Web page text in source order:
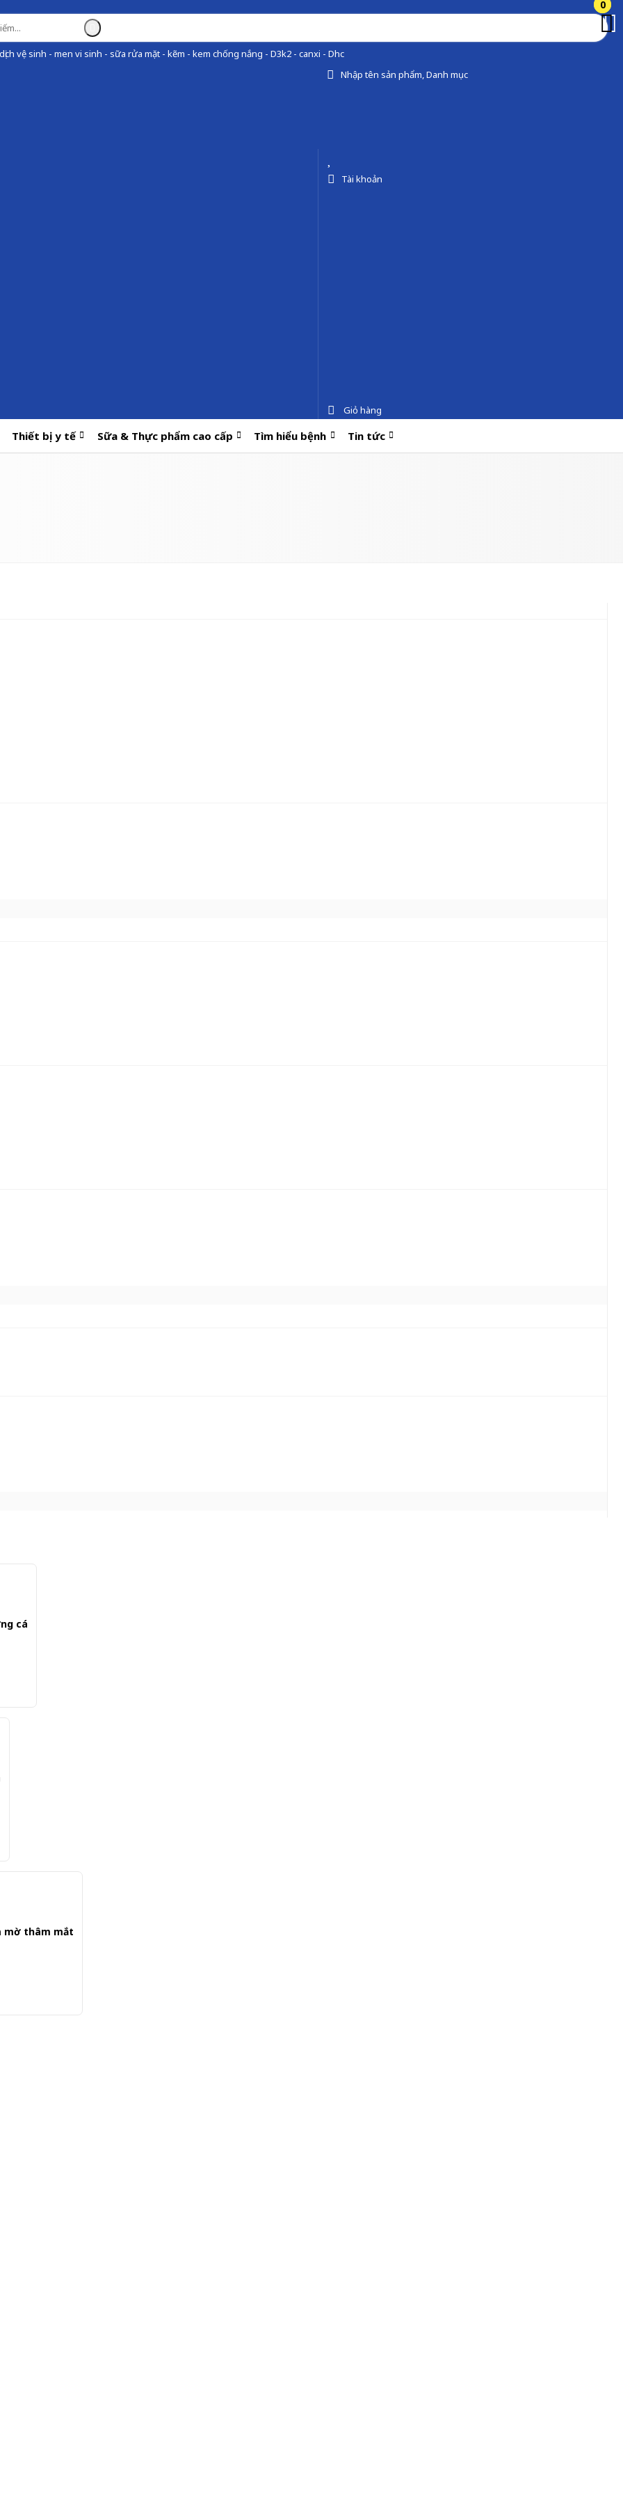
vệ sinh - men vi sinh - sữa rửa mặt - kẽm - kem chống nắng - D3k2 - canxi - Dhc
Nhập tên sản phẩm, Danh mục
0
Tài khoản
0
Giỏ hàng
Thiết bị y tế Sữa & Thực phẩm cao cấp Tìm hiểu bệnh Tin tức
cá
mờ thâm mắt